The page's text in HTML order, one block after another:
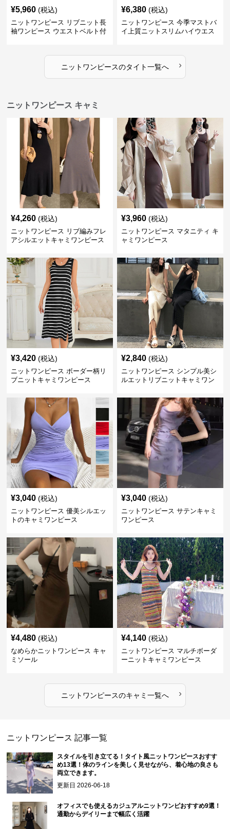
¥5,960 (税込)
ニットワンピース リブニット長
袖ワンピース ウエストベルト付
¥6,380 (税込)
ニットワンピース 今季マストバ
イ上質ニットスリムハイウエス
ニットワンピースのタイト一覧へ ›
ニットワンピース キャミ
¥4,260 (税込)
ニットワンピース リブ編みフレ
アシルエットキャミワンピース
¥3,960 (税込)
ニットワンピース マタニティ キ
ャミワンピース
¥3,420 (税込)
ニットワンピース ボーダー柄リ
ブニットキャミワンピース
¥2,840 (税込)
ニットワンピース シンプル美シ
ルエットリブニットキャミワン
¥3,040 (税込)
ニットワンピース 優美シルエッ
トのキャミワンピース
¥3,040 (税込)
ニットワンピース サテンキャミ
ワンピース
¥4,480 (税込)
なめらかニットワンピース キャ
ミソール
¥4,140 (税込)
ニットワンピース マルチボーダ
ーニットキャミワンピース
ニットワンピースのキャミ 一覧へ ›
ニットワンピース 記事一覧
スタイルを引き立てる！タイト風ニットワンピースおすす
め13選！体のラインを美しく見せながら、着心地の良さも
両立できます。
更新日2026-06-18
オフィスでも使えるカジュアルニットワンピおすすめ9選！
通勤からデイリーまで幅広く活躍